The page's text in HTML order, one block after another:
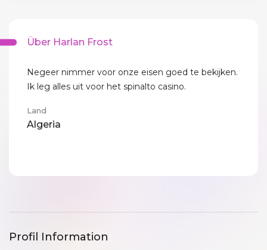
Über Harlan Frost
Negeer nimmer voor onze eisen goed te bekijken.
Ik leg alles uit voor het spinalto casino.
Land
Algeria
Profil Information